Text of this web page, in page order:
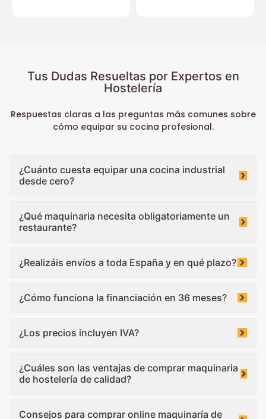
Tus Dudas Resueltas por Expertos en
Hostelería
Respuestas claras a las preguntas más comunes sobre
cómo equipar su cocina profesional.
¿Cuánto cuesta equipar una cocina industrial
desde cero?
¿Qué maquinaria necesita obligatoriamente un
restaurante?
¿Realizáis envíos a toda España y en qué plazo?
¿Cómo funciona la financiación en 36 meses?
¿Los precios incluyen IVA?
¿Cuáles son las ventajas de comprar maquinaria
de hostelería de calidad?
Consejos para comprar online maquinaría de